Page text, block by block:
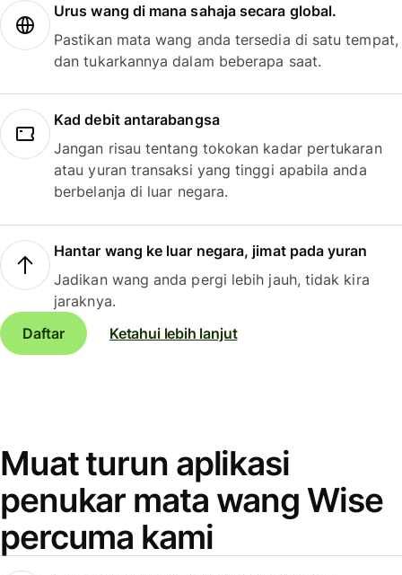
Urus wang di mana sahaja secara global.
Pastikan mata wang anda tersedia di satu tempat,
dan tukarkannya dalam beberapa saat.
Kad debit antarabangsa
Jangan risau tentang tokokan kadar pertukaran
atau yuran transaksi yang tinggi apabila anda
berbelanja di luar negara.
Hantar wang ke luar negara, jimat pada yuran
Jadikan wang anda pergi lebih jauh, tidak kira
jaraknya.
Daftar
Ketahui lebih lanjut
Muat turun aplikasi
penukar mata wang Wise
percuma kami